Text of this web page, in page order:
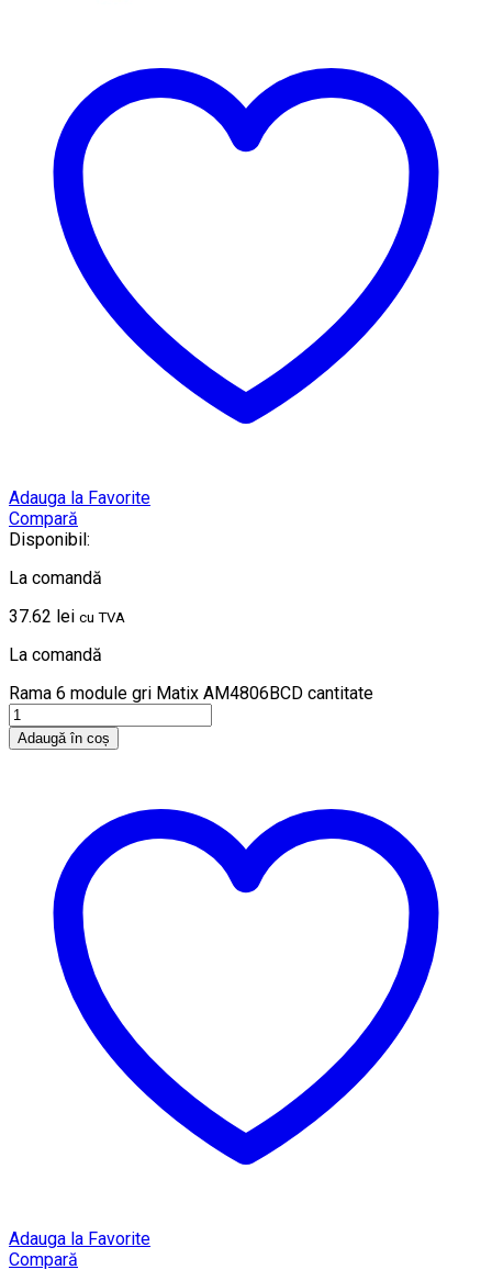
Adauga la Favorite
Compară
Disponibil:
La comandă
37.62 lei cu TVA
La comandă
Rama 6 module gri Matix AM4806BCD cantitate
Adaugă în coș
Adauga la Favorite
Compară